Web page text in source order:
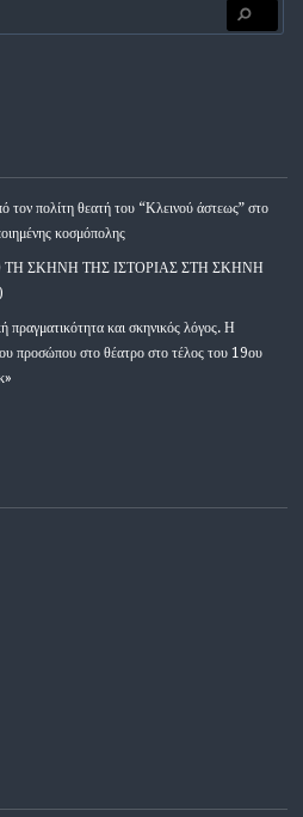
τον πολίτη θεατή του “Κλεινού άστεως” στο
κοσμόπολης
ΣΚΗΝΗ ΤΗΣ ΙΣΤΟΡΙΑΣ ΣΤΗ ΣΚΗΝΗ
και σκηνικός λόγος. Η
προσώπου στο θέατρο στο τέλος του 19ου